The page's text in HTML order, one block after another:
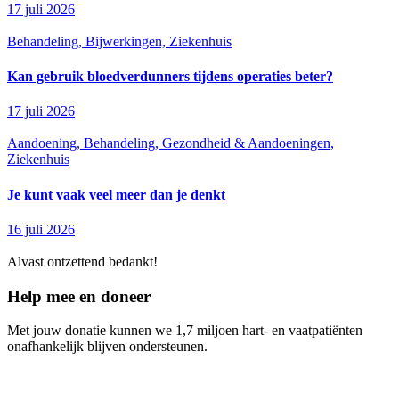
17 juli 2026
Behandeling, Bijwerkingen, Ziekenhuis
Kan gebruik bloedverdunners tijdens operaties beter?
17 juli 2026
Aandoening, Behandeling, Gezondheid & Aandoeningen,
Ziekenhuis
Je kunt vaak veel meer dan je denkt
16 juli 2026
Alvast ontzettend bedankt!
Help mee en doneer
Met jouw donatie kunnen we 1,7 miljoen hart- en vaatpatiënten
onafhankelijk blijven ondersteunen.